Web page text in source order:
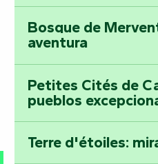
Bosque de
aventura
Petites Cités de
pueblos
Terre d'étoiles: